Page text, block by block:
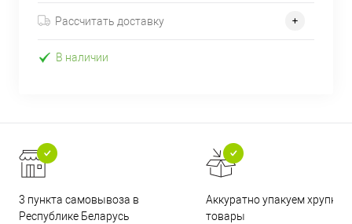
Рассчитать доставку
В наличии
3 пункта самовывоза в
Республике Беларусь
Аккуратно упакуем хрупкие
товары